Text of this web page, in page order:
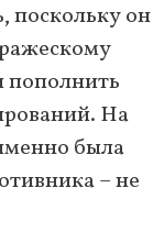
поскольку он
пополнить
На
была
– не